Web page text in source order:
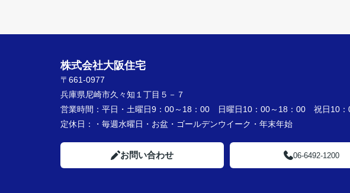
株式会社大阪住宅
〒661-0977
兵庫県尼崎市久々知１丁目５－７
営業時間： 平日・土曜日9：00～18：00 日曜日10：00～18：00 祝日10：
定休日：
・毎週水曜日・お盆・ゴールデンウイーク・年末年始
お問い合わせ 06-6492-1200